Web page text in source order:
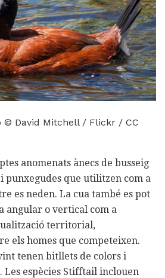
© David Mitchell / Flickr / CC
anomenats ànecs de busseig
punxegudes que utilitzen com a
es neden. La cua també es pot
angular o vertical com a
territorial,
els homes que competeixen.
tenen bitllets de colors i
Les espècies Stifftail inclouen